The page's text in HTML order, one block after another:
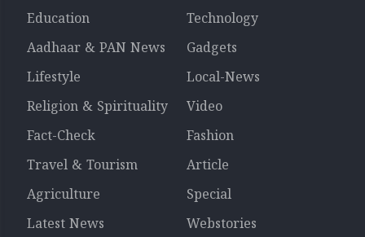
Education
Technology
Aadhaar & PAN News
Gadgets
Lifestyle
Local-News
Religion & Spirituality
Video
Fact-Check
Fashion
Travel & Tourism
Article
Agriculture
Special
Latest News
Webstories